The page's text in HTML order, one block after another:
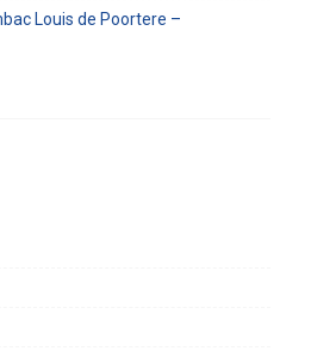
Louis de Poortere –